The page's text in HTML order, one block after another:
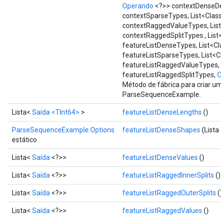
Operando <?>>
contextSparseTypes,
contextRaggedValueTypes,
contextRaggedSplitTypes ,
featureListDenseTypes,
featureListSparseTypes,
featureListRaggedSplitTypes,
Método de fábrica para criar
ParseSequenceExample.
Lista< Saída <TInt64> > featureListDenseLengths ()
ParseSequenceExample.Options
estático
featureListDenseShapes (Lista
Lista< Saída <?>> featureListDenseValues ()
Lista< Saída <?>> featureListRaggedInnerSplits ()
Lista< Saída <?>> featureListRaggedOuterSplits
Lista< Saída <?>> featureListRaggedValues ()